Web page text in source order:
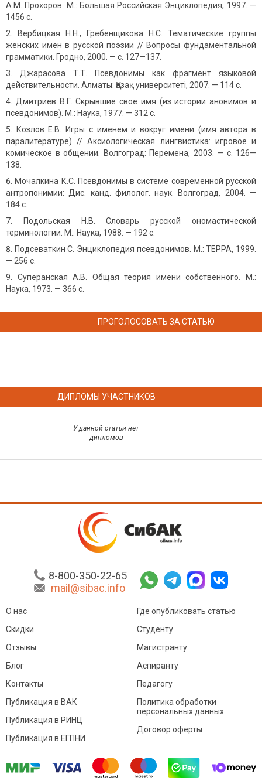
А.М. Прохоров. М.: Большая Российская Энциклопедия, 1997. —
1456 с.
Вербицкая Н.Н., Гребенщикова Н.С. Тематические группы
женских имен в русской поэзии // Вопросы фундаментальной
грамматики. Гродно, 2000. — с. 127—137.
Джарасова Т.Т. Псевдонимы как фрагмент языковой
действительности. Алматы: Қазақ университеті, 2007. — 114 с.
Дмитриев В.Г. Скрывшие свое имя (из истории анонимов и
псевдонимов). М.: Наука, 1977. — 312 с.
Козлов Е.В. Игры с именем и вокруг имени (имя автора в
паралитературе) // Аксиологическая лингвистика: игровое и
комическое в общении. Волгоград: Перемена, 2003. — с. 126—
138.
Мочалкина К.С. Псевдонимы в системе современной русской
антропонимии: Дис. канд. филолог. наук. Волгоград, 2004. —
184 с.
Подольская Н.В. Словарь русской ономастической
терминоло­гии. М.: Наука, 1988. — 192 с.
Подсеваткин С. Энциклопедия псевдонимов. М.: ТЕРРА, 1999.
— 256 с.
Суперанская А.В. Общая теория имени собственного. М.:
Наука, 1973. — 366 с.
ПРОГОЛОСОВАТЬ ЗА СТАТЬЮ
ДИПЛОМЫ УЧАСТНИКОВ
У данной статьи нет
дипломов
8-800-350-22-65
mail@sibac.info
О нас
Скидки
Отзывы
Блог
Контакты
Где опубликовать статью
Студенту
Магистранту
Аспиранту
Педагогу
Публикация в ВАК
Публикация в РИНЦ
Публикация в ЕГПНИ
Политика обработки
персональных данных
Договор оферты